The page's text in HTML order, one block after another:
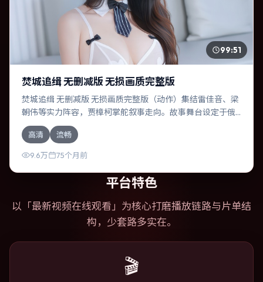
99:51
焚城追缉 无删减版 无损画质完整版
焚城追缉 无删减版 无损画质完整版（动作）集结雷佳音、梁
朝伟等实力阵容，贾樟柯掌舵叙事走向。故事舞台设定于俄
罗斯，围绕一次意外选择展开连锁反应；配乐与色彩高度服
务于主题，结尾留白耐人寻味。
高清 流畅
9.6万 75个月前
平台特色
以「最新视频在线观看 」为核心打磨播放链路与片单结
构，少套路多实在。
🎬